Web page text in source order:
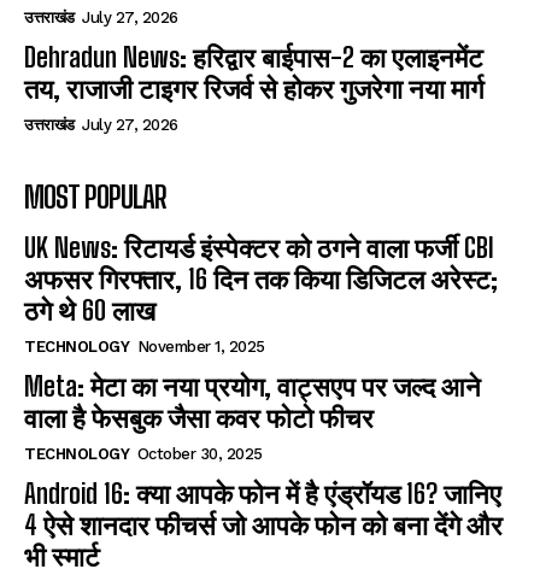
उत्तराखंड July 27, 2026
Dehradun News: हरिद्वार बाईपास-2 का एलाइनमेंट
तय, राजाजी टाइगर रिजर्व से होकर गुजरेगा नया मार्ग
उत्तराखंड July 27, 2026
MOST POPULAR
UK News: रिटायर्ड इंस्पेक्टर को ठगने वाला फर्जी CBI
अफसर गिरफ्तार, 16 दिन तक किया डिजिटल अरेस्ट;
ठगे थे 60 लाख
TECHNOLOGY November 1, 2025
Meta: मेटा का नया प्रयोग, वाट्सएप पर जल्द आने
वाला है फेसबुक जैसा कवर फोटो फीचर
TECHNOLOGY October 30, 2025
Android 16: क्या आपके फोन में है एंड्रॉयड 16? जानिए
4 ऐसे शानदार फीचर्स जो आपके फोन को बना देंगे और
भी स्मार्ट